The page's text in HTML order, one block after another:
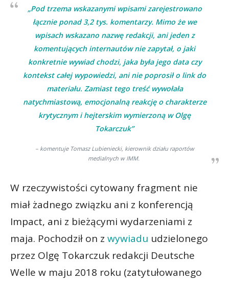
„Pod trzema wskazanymi wpisami zarejestrowano
łącznie ponad 3,2 tys. komentarzy. Mimo że we
wpisach wskazano nazwę redakcji, ani jeden z
komentujących internautów nie zapytał, o jaki
konkretnie wywiad chodzi, jaka była jego data czy
kontekst całej wypowiedzi, ani nie poprosił o link do
materiału. Zamiast tego treść wywołała
natychmiastową, emocjonalną reakcję o charakterze
krytycznym i hejterskim wymierzoną w Olgę
Tokarczuk”
– komentuje Tomasz Lubieniecki, kierownik działu raportów
medialnych w IMM.
W rzeczywistości cytowany fragment nie
miał żadnego związku ani z konferencją
Impact, ani z bieżącymi wydarzeniami z
maja. Pochodził on z wywiadu udzielonego
przez Olgę Tokarczuk redakcji Deutsche
Welle w maju 2018 roku (zatytułowanego